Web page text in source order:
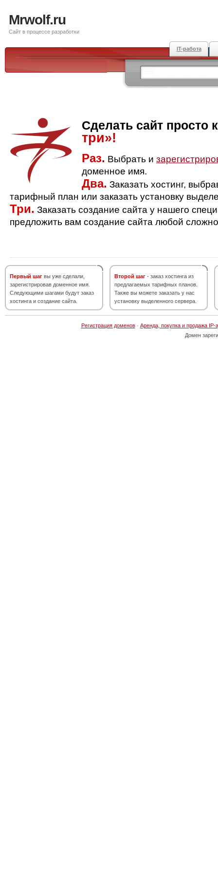
Mrwolf.ru
Сайт в процессе разработки
IT-работа
Сделать сайт просто
три»!
Раз. Выбрать и
доменное имя.
Два. Заказать хостинг,
тарифный план или заказать установку
Три. Заказать создание сайта у нашего
предложить вам создание сайта любой
Первый шаг вы уже сделали,
зарегистрировав доменное имя.
Следующими шагами будут заказ
хостинга и создание сайта.
Второй шаг - заказ хостинга из
предлагаемых тарифных планов.
Также вы можете заказать у нас
установку выделенного сервера.
Регистрация доменов· Аренда, покупка и продажа IP-
Домен